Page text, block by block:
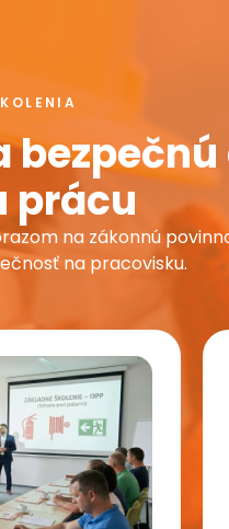
bezpečnú
prácu
na zákonnú
na pracovisku.